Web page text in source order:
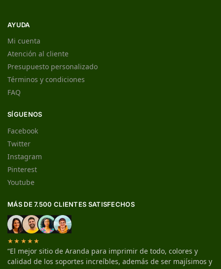
AYUDA
Mi cuenta
Atención al cliente
Presupuesto personalizado
Términos y condiciones
FAQ
SÍGUENOS
Facebook
Twitter
Instagram
Pinterest
Youtube
MÁS DE 7.500 CLIENTES SATISFECHOS
★★★★★
“El mejor sitio de Aranda para imprimir de todo, colores y
calidad de los soportes increíbles, además de ser majísimos y